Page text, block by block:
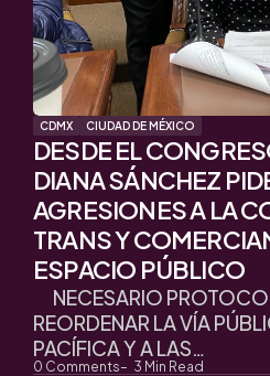
CDMX CIUDAD DE MÉXICO
DESDE EL
DIANA SÁNCHEZ
AGRESIONES A LA
TRANS Y
ESPACIO PÚBLICO
0 Comments 3 Min Read
NECESARIO
REORDENAR LA VÍA
PACÍFICA Y A LAS…